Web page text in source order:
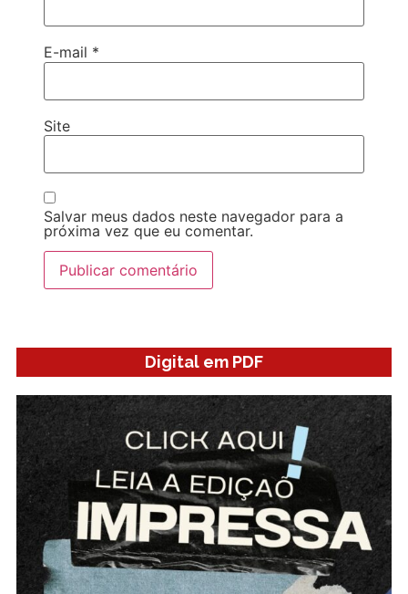
E-mail *
Site
Salvar meus dados neste navegador para a
próxima vez que eu comentar.
Digital em PDF